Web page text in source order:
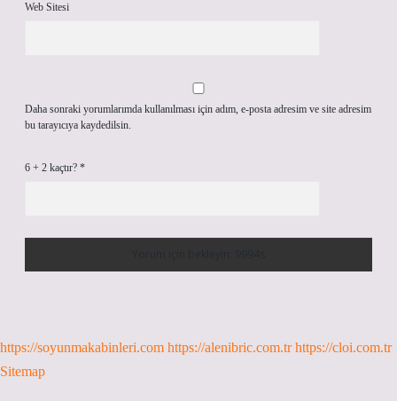
Web Sitesi
Daha sonraki yorumlarımda kullanılması için adım, e-posta adresim ve site adresim
bu tarayıcıya kaydedilsin.
6 + 2 kaçtır? *
https://soyunmakabinleri.com https://alenibric.com.tr https://cloi.com.tr
Sitemap